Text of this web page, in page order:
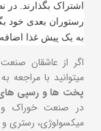
اشتراک بگذارند. در
رستوران بعدی خود
به یک پیش غذا اضافه
اگر از عاشقان
میتوانید با مراجعه
پخت ها و رسپی
در صنعت خوراک و
میکسولوژی، رستری و